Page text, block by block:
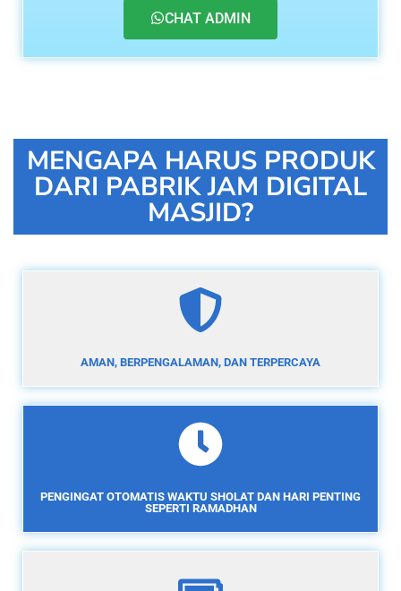
CHAT ADMIN
MENGAPA HARUS PRODUK
DARI PABRIK JAM DIGITAL
MASJID?
AMAN, BERPENGALAMAN, DAN TERPERCAYA
PENGINGAT OTOMATIS WAKTU SHOLAT DAN HARI PENTING
SEPERTI RAMADHAN